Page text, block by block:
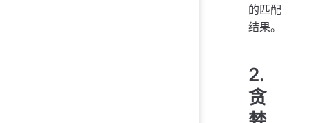
的匹配
结果。
2.
贪